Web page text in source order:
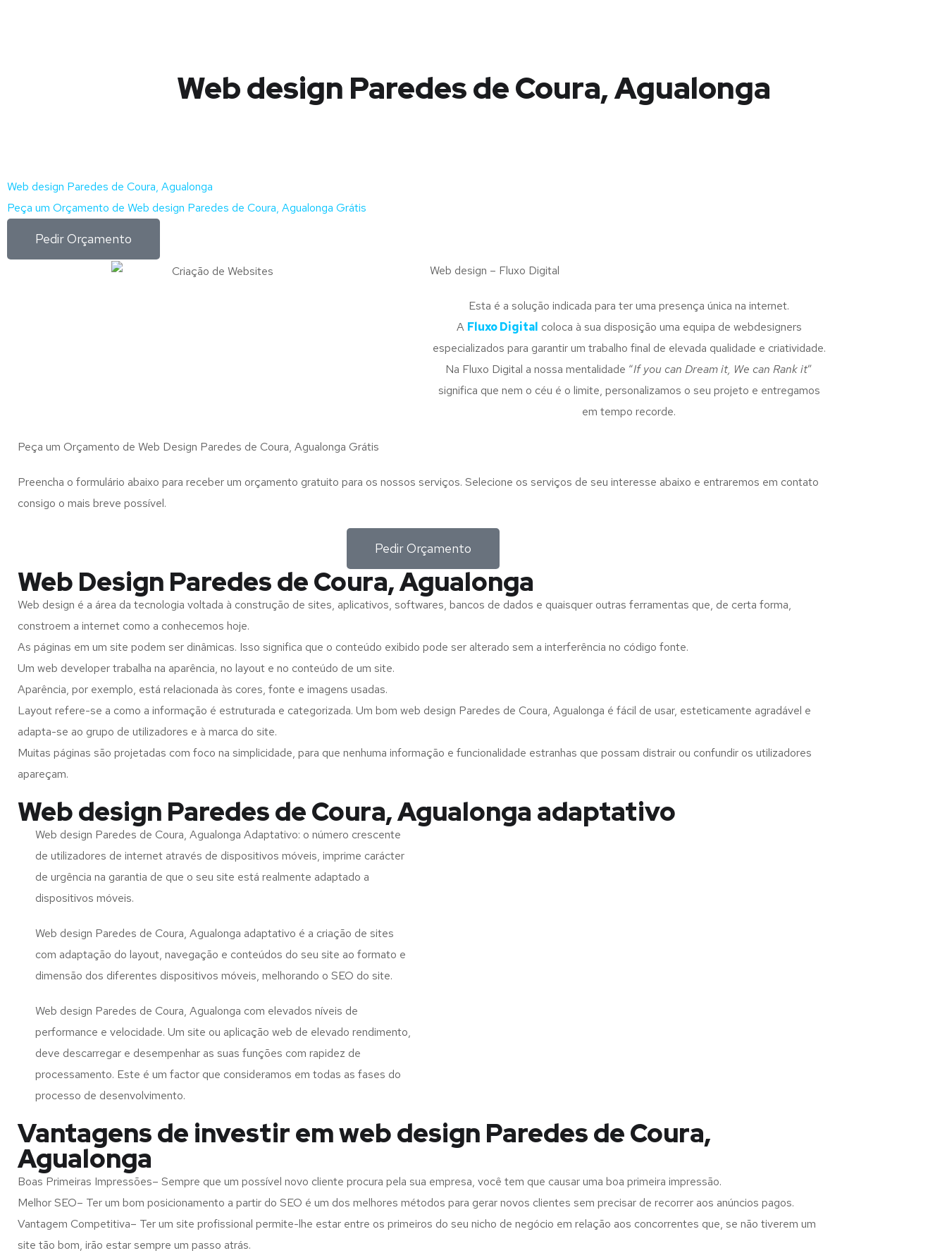
Web design Paredes de Coura, Agualonga
Web design Paredes de Coura, Agualonga
Peça um Orçamento de Web design Paredes de Coura, Agualonga Grátis
Pedir Orçamento
Web design – Fluxo Digital
Esta é a solução indicada para ter uma presença única na internet.
A Fluxo Digital coloca à sua disposição uma equipa de webdesigners
especializados para garantir um trabalho final de elevada qualidade e criatividade.
Na Fluxo Digital a nossa mentalidade “If you can Dream it, We can Rank it”
significa que nem o céu é o limite, personalizamos o seu projeto e entregamos
em tempo recorde.
Peça um Orçamento de Web Design Paredes de Coura, Agualonga Grátis
Preencha o formulário abaixo para receber um orçamento gratuito para os nossos serviços. Selecione os serviços de seu interesse abaixo e entraremos em contato
consigo o mais breve possível.
Pedir Orçamento
Web Design Paredes de Coura, Agualonga
Web design é a área da tecnologia voltada à construção de sites, aplicativos, softwares, bancos de dados e quaisquer outras ferramentas que, de certa forma,
constroem a internet como a conhecemos hoje.
As páginas em um site podem ser dinâmicas. Isso significa que o conteúdo exibido pode ser alterado sem a interferência no código fonte.
Um web developer trabalha na aparência, no layout e no conteúdo de um site.
Aparência, por exemplo, está relacionada às cores, fonte e imagens usadas.
Layout refere-se a como a informação é estruturada e categorizada. Um bom web design Paredes de Coura, Agualonga é fácil de usar, esteticamente agradável e
adapta-se ao grupo de utilizadores e à marca do site.
Muitas páginas são projetadas com foco na simplicidade, para que nenhuma informação e funcionalidade estranhas que possam distrair ou confundir os utilizadores
apareçam.
Web design Paredes de Coura, Agualonga adaptativo
Web design Paredes de Coura, Agualonga Adaptativo: o número crescente
de utilizadores de internet através de dispositivos móveis, imprime carácter
de urgência na garantia de que o seu site está realmente adaptado a
dispositivos móveis.
Web design Paredes de Coura, Agualonga adaptativo é a criação de sites
com adaptação do layout, navegação e conteúdos do seu site ao formato e
dimensão dos diferentes dispositivos móveis, melhorando o SEO do site.
Web design Paredes de Coura, Agualonga com elevados níveis de
performance e velocidade. Um site ou aplicação web de elevado rendimento,
deve descarregar e desempenhar as suas funções com rapidez de
processamento. Este é um factor que consideramos em todas as fases do
processo de desenvolvimento.
Vantagens de investir em web design Paredes de Coura,
Agualonga
Boas Primeiras Impressões– Sempre que um possível novo cliente procura pela sua empresa, você tem que causar uma boa primeira impressão.
Melhor SEO– Ter um bom posicionamento a partir do SEO é um dos melhores métodos para gerar novos clientes sem precisar de recorrer aos anúncios pagos.
Vantagem Competitiva– Ter um site profissional permite-lhe estar entre os primeiros do seu nicho de negócio em relação aos concorrentes que, se não tiverem um
site tão bom, irão estar sempre um passo atrás.